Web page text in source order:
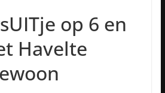
op 6 en
Havelte